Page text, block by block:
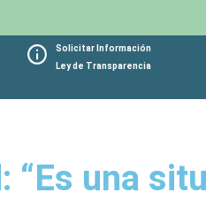
Solicitar Información
Ley de Transparencia
“Es una